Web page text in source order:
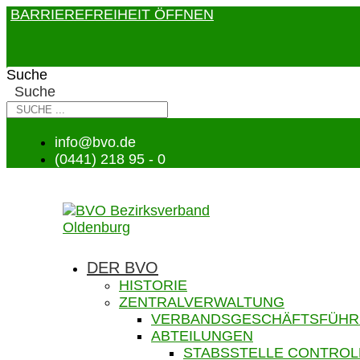
BARRIEREFREIHEIT ÖFFNEN
Suche
Suche
info@bvo.de
(0441) 218 95 - 0
DER BVO
HISTORIE
ZENTRALVERWALTUNG
ABTEILUNGEN
STABSSTELLE